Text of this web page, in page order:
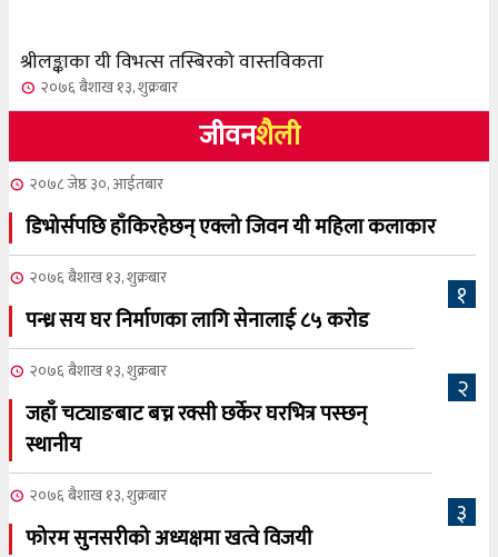
श्रीलङ्काका यी विभत्स तस्बिरको वास्तविकता
२०७६ बैशाख १३, शुक्रबार
जीवनशैली
२०७८ जेष्ठ ३०, आईतबार
डिभोर्सपछि हाँकिरहेछन् एक्लो जिवन यी महिला कलाकार
१
२०७६ बैशाख १३, शुक्रबार
पन्ध्र सय घर निर्माणका लागि सेनालाई ८५ करोड
२
२०७६ बैशाख १३, शुक्रबार
जहाँ चट्याङबाट बच्न रक्सी छर्केर घरभित्र पस्छन्
स्थानीय
३
२०७६ बैशाख १३, शुक्रबार
फोरम सुनसरीको अध्यक्षमा खत्वे विजयी